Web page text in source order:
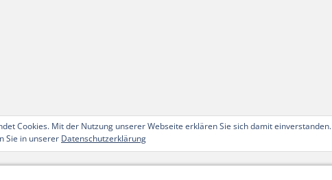
Cookies. Mit der Nutzung unserer Webseite erklären Sie sich damit einverstanden.
Sie in unserer Datenschutzerklärung